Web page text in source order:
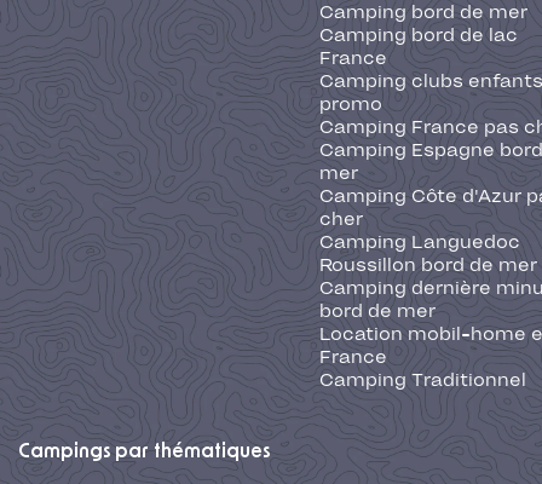
Camping bord de mer
Camping bord de lac
France
Camping clubs
promo
Camping France pas
Camping Espagne
mer
Camping Côte d'Azur
cher
Camping Languedoc
Roussillon bord de mer
Camping dernière
bord de mer
Location mobil-home
France
Camping Traditionnel
Campings par thématiques